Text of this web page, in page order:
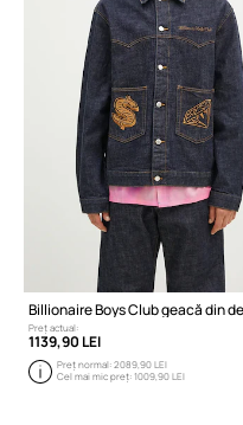
Preț actual:
1139,90 LEI
Preț normal:2089,90 LEI
Cel mai mic preț:1009,90 LEI